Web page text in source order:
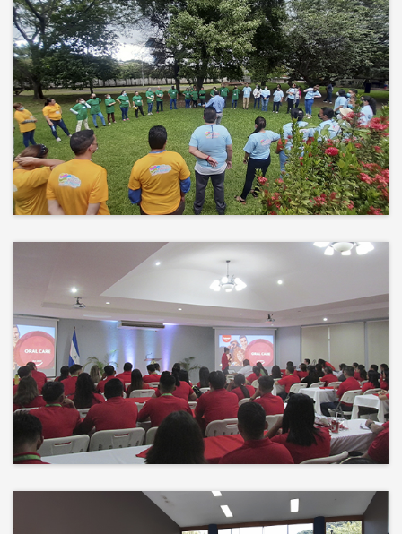
Más que un auditorio, el corazón
de tu evento
Desconectamos para conectar.
Entre risas, brisa fresca y un
ambiente natural
Events